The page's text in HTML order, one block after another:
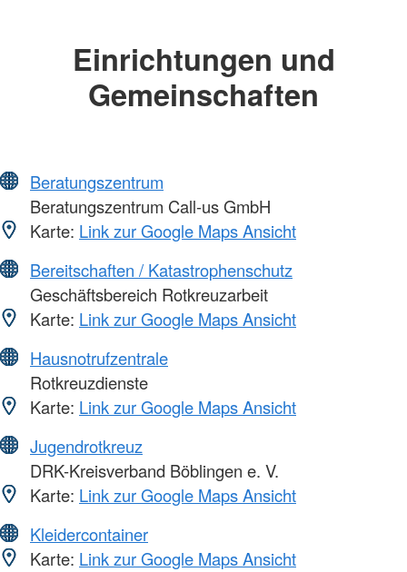
Einrichtungen und
Gemeinschaften
Beratungszentrum
Beratungszentrum Call-us GmbH
Karte: Link zur Google Maps Ansicht
Bereitschaften / Katastrophenschutz
Geschäftsbereich Rotkreuzarbeit
Karte: Link zur Google Maps Ansicht
Hausnotrufzentrale
Rotkreuzdienste
Karte: Link zur Google Maps Ansicht
Jugendrotkreuz
DRK-Kreisverband Böblingen e. V.
Karte: Link zur Google Maps Ansicht
Kleidercontainer
Karte: Link zur Google Maps Ansicht